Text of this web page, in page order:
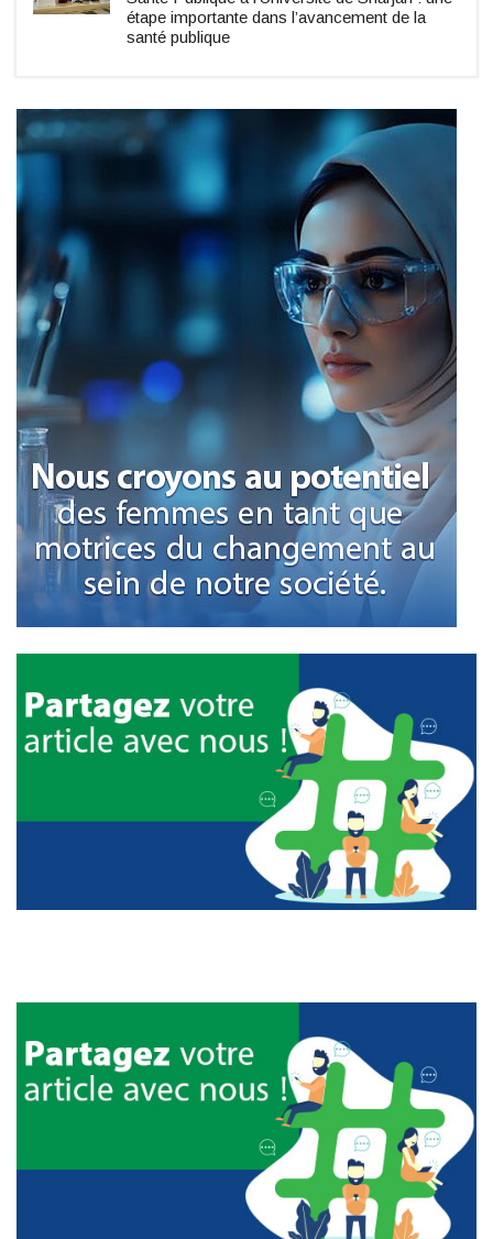
étape importante dans l’avancement de la
santé publique